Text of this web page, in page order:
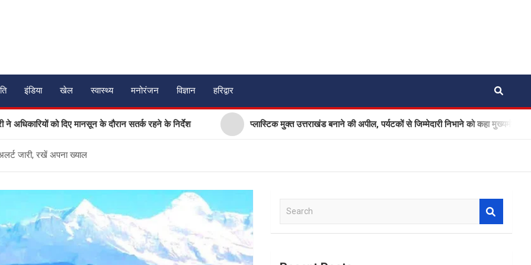
इंडिया खेल स्वास्थ्य मनोरंजन विज्ञान हरिद्वार
को दिए मानसून के दौरान सतर्क रहने के निर्देश प्लास्टिक मुक्त उत्तराखंड बनाने की अपील, पर्यटकों से जिम्मेदारी निभाने को कहा मुख्यमंत्री धामी ने
जारी, रखें अपना ख्याल
a